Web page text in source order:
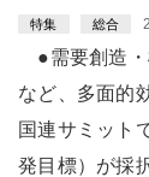
特集 総合
●需要創造・
など、多面
国連サミット
発目標）が採